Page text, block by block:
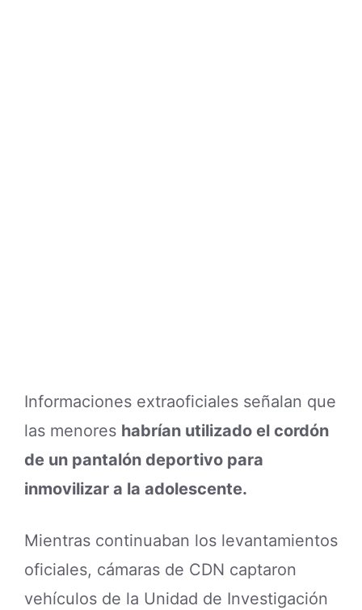
Informaciones extraoficiales señalan que
las menores habrían utilizado el cordón
de un pantalón deportivo para
inmovilizar a la adolescente.
Mientras continuaban los levantamientos
oficiales, cámaras de CDN captaron
vehículos de la Unidad de Investigación